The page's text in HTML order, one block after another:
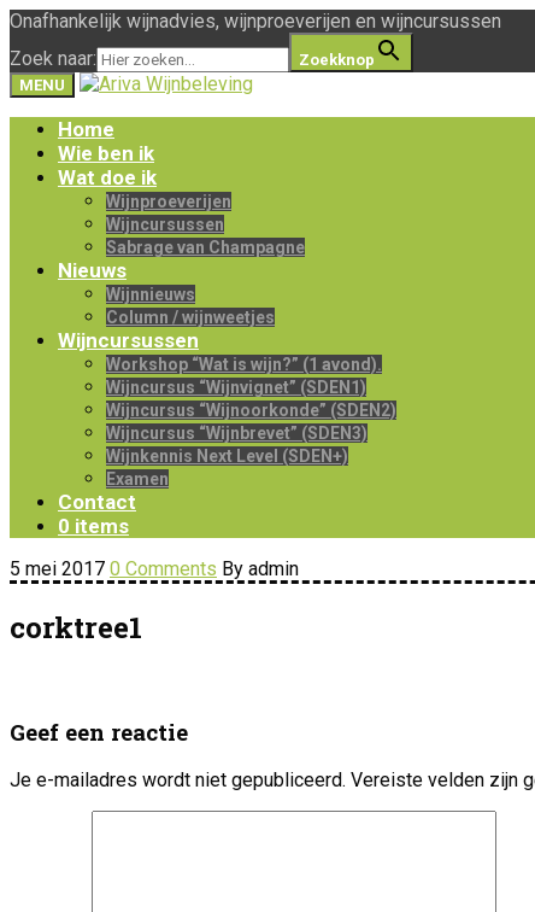
Onafhankelijk wijnadvies, wijnproeverijen en wijncursussen
Zoek naar:
Zoekknop
MENU
Home
Wie ben ik
Wat doe ik
Wijnproeverijen
Wijncursussen
Sabrage van Champagne
Nieuws
Wijnnieuws
Column / wijnweetjes
Wijncursussen
Workshop “Wat is wijn?” (1 avond).
Wijncursus “Wijnvignet” (SDEN1)
Wijncursus “Wijnoorkonde” (SDEN2)
Wijncursus “Wijnbrevet” (SDEN3)
Wijnkennis Next Level (SDEN+)
Examen
Contact
0 items
5 mei 2017 0 Comments By admin
corktree1
Geef een reactie
Je e-mailadres wordt niet gepubliceerd. Vereiste velden zijn